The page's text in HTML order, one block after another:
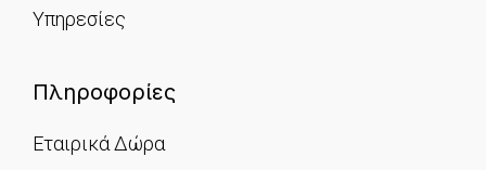
Υπηρεσίες
Πληροφορίες
Εταιρικά Δώρα